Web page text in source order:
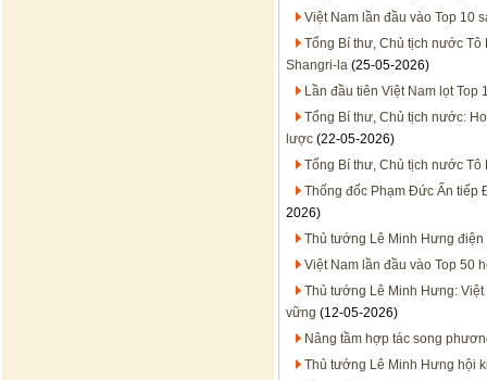
Việt Nam lần đầu vào Top 10
Tổng Bí thư, Chủ tịch nước
Shangri-la (25-05-2026)
Lần đầu tiên Việt Nam lọt
Tổng Bí thư, Chủ tịch nước:
lược (22-05-2026)
Tổng Bí thư, Chủ tịch nước
Thống đốc Phạm Đức Ấn tiếp
2026)
Thủ tướng Lê Minh Hưng
Việt Nam lần đầu vào Top 50
Thủ tướng Lê Minh Hưng:
vững (12-05-2026)
Nâng tầm hợp tác song
Thủ tướng Lê Minh Hưng hội